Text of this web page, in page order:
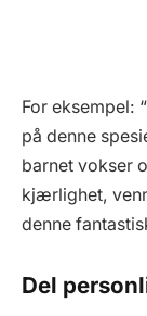
For eksempel:
på denne
barnet vokser
kjærlighet,
denne
Del